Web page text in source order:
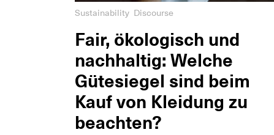
Sustainability Discourse
Fair, ökologisch und
nachhaltig: Welche
Gütesiegel sind beim
Kauf von Kleidung zu
beachten?